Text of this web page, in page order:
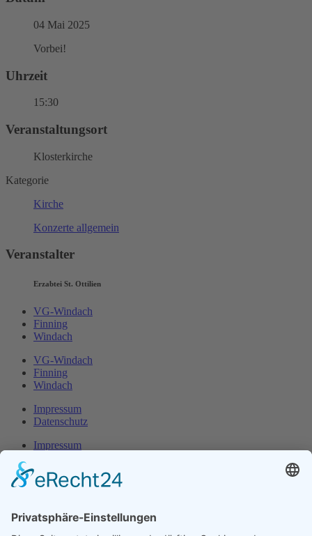
04 Mai 2025
Vorbei!
Uhrzeit
15:30
Veranstaltungsort
Klosterkirche
Kategorie
Kirche
Konzerte allgemein
Veranstalter
Erzabtei St. Ottilien
VG-Windach
Finning
Windach
VG-Windach
Finning
Windach
Impressum
Datenschutz
Impressum
Erster Bürgermeister Eresing